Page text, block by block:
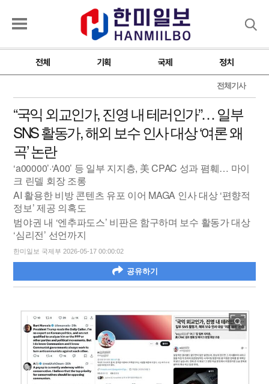
전체 기획 국제 정치
전체기사
“국익 외교인가, 진영 내 테러인가”… 일부
SNS 활동가, 해외 보수 인사 대상 ‘여론 왜
곡’ 논란
‘a00000’·‘A00’ 등 일부 지지층, 美 CPAC 성과 폄훼… 마이
크 린델 회장 조롱
AI 활용한 비방 콘텐츠 유포 이어 MAGA 인사 대상 ‘편향적
정보’ 제공 의혹도
범야권 내 ‘엔추파도스’ 비판은 함구하며 보수 활동가 대상
‘심리전’ 선언까지
한미일보 국제부 2026-05-17 00:00:02
공유하기